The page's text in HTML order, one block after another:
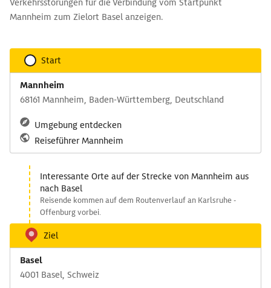
Verkehrsstörungen für die Verbindung vom Startpunkt
Mannheim zum Zielort Basel anzeigen.
Start
Mannheim
68161 Mannheim, Baden-Württemberg, Deutschland
Umgebung entdecken
Reiseführer Mannheim
Interessante Orte auf der Strecke von Mannheim aus
nach Basel
Reisende kommen auf dem Routenverlauf an Karlsruhe -
Offenburg vorbei.
Ziel
Basel
4001 Basel, Schweiz